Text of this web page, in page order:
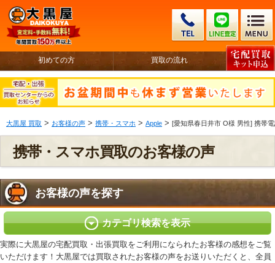
初めての方 買取の流れ
大黒屋 買取 > お客様の声 > 携帯・スマホ > Apple > [愛知県春日井市 O様 男性] 携帯
携帯・スマホ買取のお客様の声
お客様の声を探す
カテゴリ検索を表示
実際に大黒屋の宅配買取・出張買取をご利用になられたお客様の感想をご覧
いただけます！大黒屋では買取されたお客様の声をお送りいただくと、全員